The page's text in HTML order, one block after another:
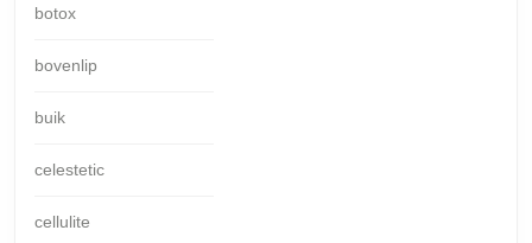
botox
bovenlip
buik
celestetic
cellulite